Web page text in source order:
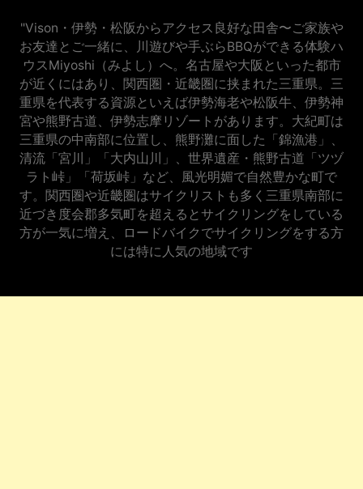
"Vison・伊勢・松阪からアクセス良好な田舎〜ご家族や
お友達とご一緒に、川遊びや手ぶらBBQができる体験ハ
ウスMiyoshi（みよし）へ。名古屋や大阪といった都市
が近くにはあり、関西圏・近畿圏に挟まれた三重県。三
重県を代表する資源といえば伊勢海老や松阪牛、伊勢神
宮や熊野古道、伊勢志摩リゾートがあります。大紀町は
三重県の中南部に位置し、熊野灘に面した「錦漁港」、
清流「宮川」「大内山川」、世界遺産・熊野古道「ツヅ
ラト峠」「荷坂峠」など、風光明媚で自然豊かな町で
す。関西圏や近畿圏はサイクリストも多く三重県南部に
近づき度会郡多気町を超えるとサイクリングをしている
方が一気に増え、ロードバイクでサイクリングをする方
には特に人気の地域です